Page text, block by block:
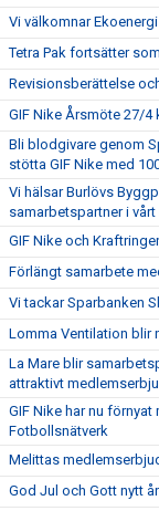
Vi välkomnar
Tetra Pak fortsätter
Revisionsberättelse
GIF Nike Årsmöte 27/4
Bli blodgivare genom
stötta GIF Nike med
Vi hälsar Burlövs
samarbetspartner i vårt
GIF Nike och
Förlängt samarbete
Vi tackar Sparbanken
Lomma Ventilation blir
La Mare blir
attraktivt
GIF Nike har nu
Fotbollsnätverk
Melittas
God Jul och Gott nytt